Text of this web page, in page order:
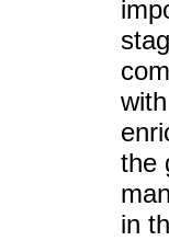
the
in